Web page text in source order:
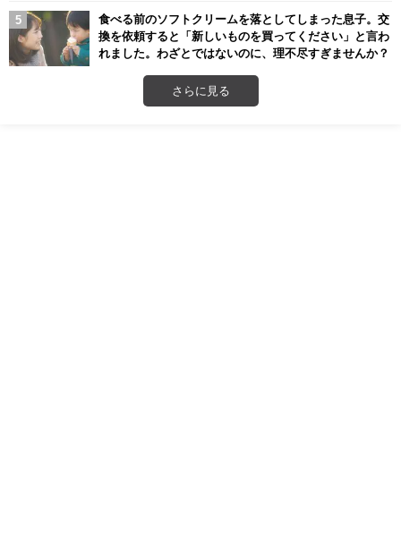
食べる前のソフトクリームを落としてしまった息子。交
換を依頼すると「新しいものを買ってください」と言わ
れました。わざとではないのに、理不尽すぎませんか？
さらに見る